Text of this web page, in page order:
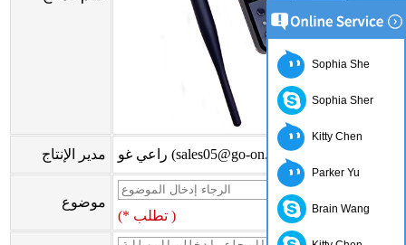
مدير الإنتاج راعي غو (sales05@go-on.cn)
موضوع
(* تطلب )
Sophia She
Sophia Sher
Kitty Chen
Parker Yu
Brain Wang